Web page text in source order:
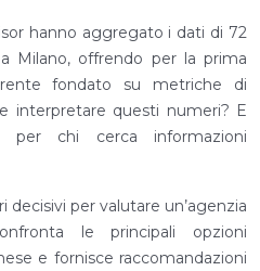
hanno aggregato i dati di 72
Milano, offrendo per la prima
fondato su metriche di
interpretare questi numeri? E
per chi cerca informazioni
decisivi per valutare un’agenzia
le principali opzioni
e fornisce raccomandazioni